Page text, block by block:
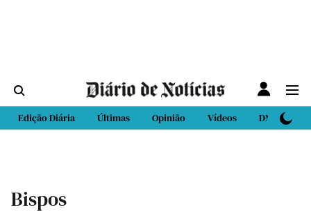
Edição Diária Últimas Opinião Vídeos DN Sport
Bispos